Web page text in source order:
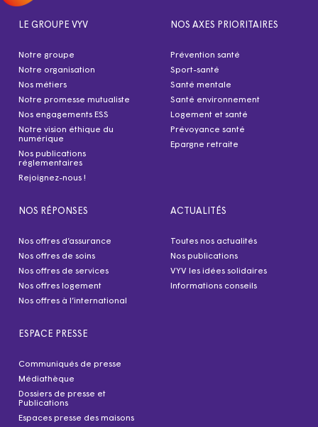
LE GROUPE VYV
Notre groupe
Notre organisation
Nos métiers
Notre promesse mutualiste
Nos engagements ESS
Notre vision éthique du
numérique
Nos publications
réglementaires
Rejoignez-nous !
NOS AXES PRIORITAIRES
Prévention santé
Sport-santé
Santé mentale
Santé environnement
Logement et santé
Prévoyance santé
Epargne retraite
NOS RÉPONSES
Nos offres d’assurance
Nos offres de soins
Nos offres de services
Nos offres logement
Nos offres à l’international
ACTUALITÉS
Toutes nos actualités
Nos publications
VYV les idées solidaires
Informations conseils
ESPACE PRESSE
Communiqués de presse
Médiathèque
Dossiers de presse et
Publications
Espaces presse des maisons